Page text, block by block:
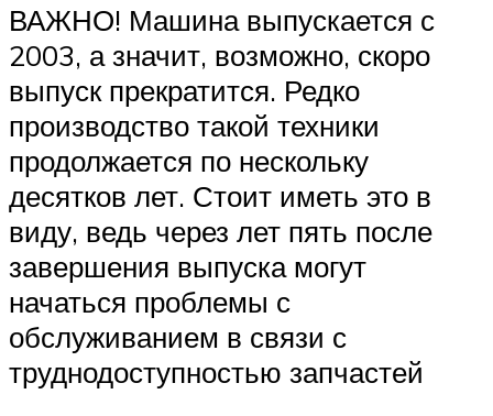
ВАЖНО! Машина выпускается с
2003, а значит, возможно, скоро
выпуск прекратится. Редко
производство такой техники
продолжается по нескольку
десятков лет. Стоит иметь это в
виду, ведь через лет пять после
завершения выпуска могут
начаться проблемы с
обслуживанием в связи с
труднодоступностью запчастей